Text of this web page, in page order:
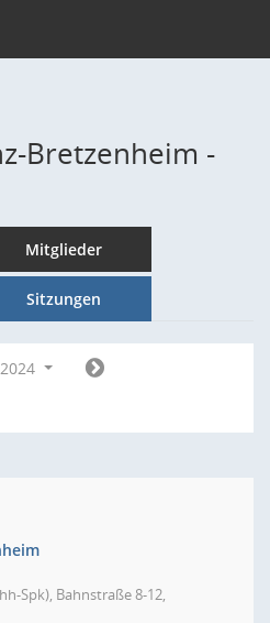
Bretzenheim -
Mitglieder
Sitzungen
2024
Spk), Bahnstraße 8-12,